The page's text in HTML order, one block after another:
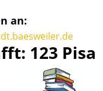
an:
123 Pisa